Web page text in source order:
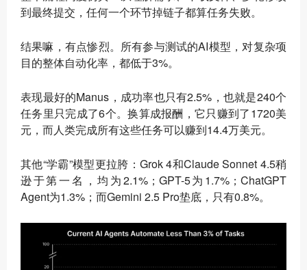
到最终提交，任何一个环节掉链子都算任务失败。
结果嘛，有点惨烈。所有参与测试的AI模型，对复杂项
目的整体自动化率，都低于3%。
表现最好的Manus，成功率也只有2.5%，也就是240个
任务里只完成了6个。换算成报酬，它只赚到了1720美
元，而人类完成所有这些任务可以赚到14.4万美元。
其他“学霸”模型更拉胯：Grok 4和Claude Sonnet 4.5稍
逊于第一名，均为2.1%；GPT-5为1.7%；ChatGPT
Agent为1.3%；而Gemini 2.5 Pro垫底，只有0.8%。